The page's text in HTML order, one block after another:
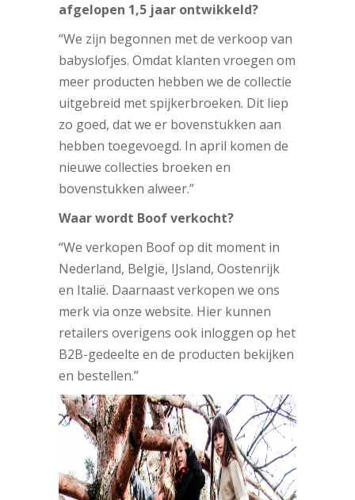
afgelopen 1,5 jaar ontwikkeld?
“We zijn begonnen met de verkoop van
babyslofjes. Omdat klanten vroegen om
meer producten hebben we de collectie
uitgebreid met spijkerbroeken. Dit liep
zo goed, dat we er bovenstukken aan
hebben toegevoegd. In april komen de
nieuwe collecties broeken en
bovenstukken alweer.”
Waar wordt Boof verkocht?
“We verkopen Boof op dit moment in
Nederland, België, IJsland, Oostenrijk
en Italië. Daarnaast verkopen we ons
merk via onze website. Hier kunnen
retailers overigens ook inloggen op het
B2B-gedeelte en de producten bekijken
en bestellen.”